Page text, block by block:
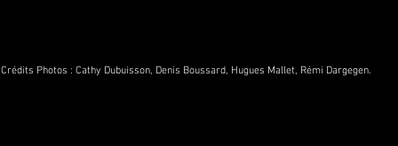
Crédits Photos : Cathy Dubuisson, Denis Boussard, Hugues Mallet, Rémi Dargegen.